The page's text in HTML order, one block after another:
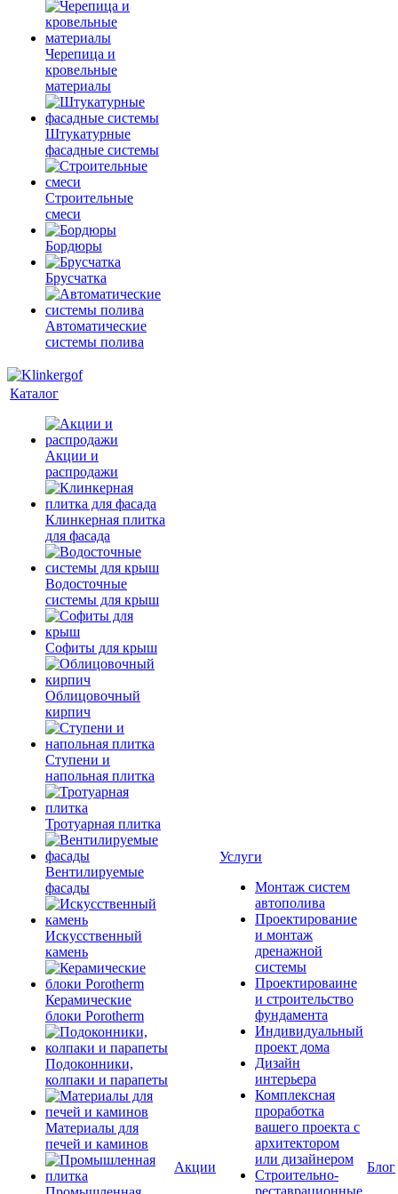
Черепица и
кровельные
материалы
Штукатурные
фасадные системы
Строительные
смеси
Бордюры
Брусчатка
Автоматические
системы полива
Каталог
Акции и
распродажи
Клинкерная плитка
для фасада
Водосточные
системы для крыш
Софиты для крыш
Облицовочный
кирпич
Ступени и
напольная плитка
Тротуарная плитка
Вентилируемые
фасады
Искусственный
камень
Керамические
блоки Porotherm
Подоконники,
колпаки и парапеты
Материалы для
печей и каминов
Акции
Услуги
Монтаж систем
автополива
Проектирование
и монтаж
дренажной
системы
Проектироваине
и строительство
фундамента
Индивидуальный
проект дома
Дизайн
интерьера
Комплексная
проработка
вашего проекта с
архитектором
или дизайнером
Строительно-
реставрационные
Блог